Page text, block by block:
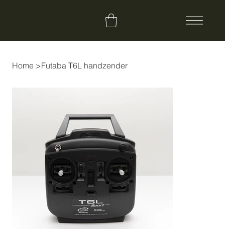
Home >Futaba T6L handzender